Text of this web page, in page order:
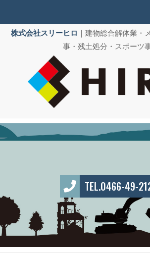
株式会社スリーヒロ ｜建物総合解体業・
事・残土処分・スポーツ
TEL.0466-49-